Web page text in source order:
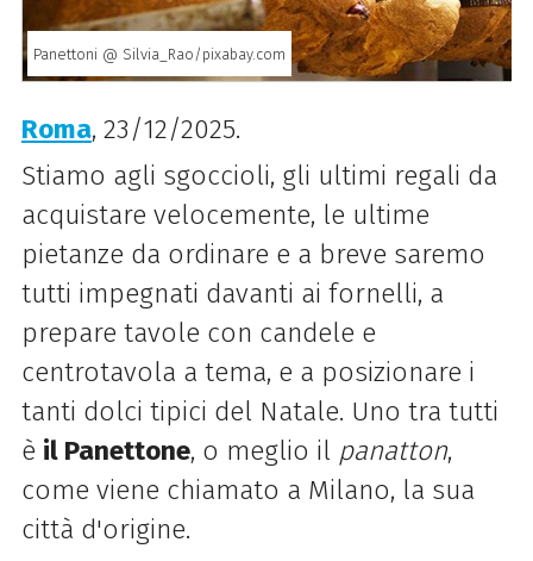
Panettoni @ Silvia_Rao/pixabay.com
Roma, 23/12/2025.
Stiamo agli sgoccioli, gli ultimi regali da
acquistare velocemente, le ultime
pietanze da ordinare e a breve saremo
tutti impegnati davanti ai fornelli, a
prepare tavole con candele e
centrotavola a tema, e a posizionare i
tanti dolci tipici del Natale. Uno tra tutti
è il Panettone, o meglio il panatton,
come viene chiamato a Milano, la sua
città d'origine.